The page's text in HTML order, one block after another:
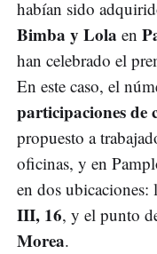
habían sido
Bimba y Lola en
han celebrado el
En este caso, el
participaciones de
propuesto a
oficinas, y en
en dos ubicaciones:
III, 16, y el punto
Morea.